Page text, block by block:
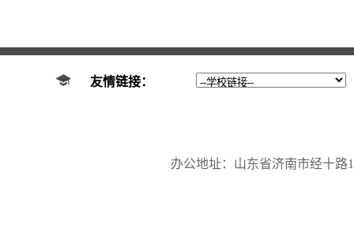
友情链接：
办公地址：山东省济南市经十路